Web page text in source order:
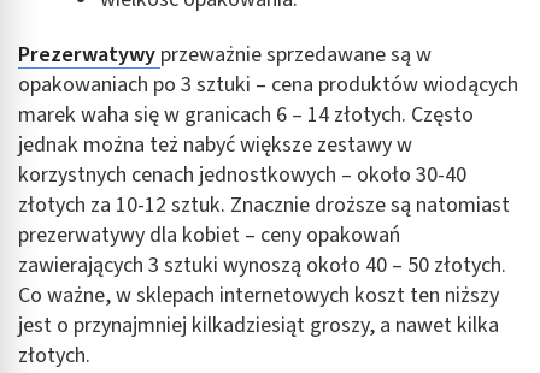
Prezerwatywy przeważnie sprzedawane są w
opakowaniach po 3 sztuki – cena produktów wiodących
marek waha się w granicach 6 – 14 złotych. Często
jednak można też nabyć większe zestawy w
korzystnych cenach jednostkowych – około 30-40
złotych za 10-12 sztuk. Znacznie droższe są natomiast
prezerwatywy dla kobiet – ceny opakowań
zawierających 3 sztuki wynoszą około 40 – 50 złotych.
Co ważne, w sklepach internetowych koszt ten niższy
jest o przynajmniej kilkadziesiąt groszy, a nawet kilka
złotych.
kombinacji danych z różnych źródeł
Rozwój i ulepszanie usług
Wykorzystywanie ograniczonych danych do
wyboru treści
Funkcje specjalne IAB:
Użycie dokładnych danych geolokalizacyjnych
Identyfikowanie urządzeń na podstawie
aktywnie żądanych informacji
Cele przetwarzania inne niż IAB: